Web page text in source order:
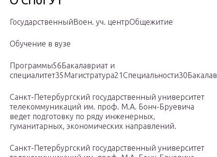
ГосударственныйВоен. уч. центрОбщежитие
Обучение в вузе
Программы56Бакалавриат и
Санкт-Петербургский государственный университет
телекоммуникаций им. проф. М.А. Бонч-Бруевича
ведет подготовку по ряду инженерных,
гуманитарных, экономических направлений.
Санкт-Петербургский государственный университет